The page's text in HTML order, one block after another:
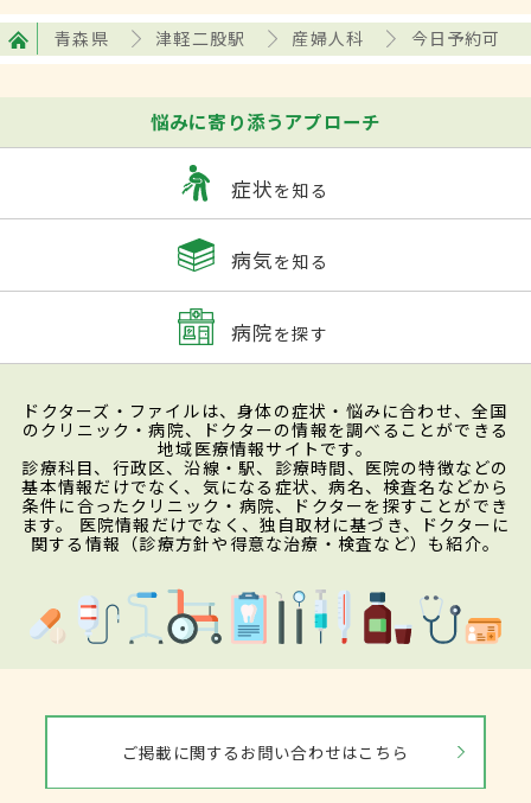
青森県 津軽二股駅 産婦人科 今日予約可
悩みに寄り添うアプローチ
症状を知る
病気を知る
病院を探す
ドクターズ・ファイルは、身体の症状・悩みに合わせ、全国
のクリニック・病院、ドクターの情報を調べることができる
地域医療情報サイトです。
診療科目、行政区、沿線・駅、診療時間、医院の特徴などの
基本情報だけでなく、気になる症状、病名、検査名などから
条件に合ったクリニック・病院、ドクターを探すことができ
ます。 医院情報だけでなく、独自取材に基づき、ドクターに
関する情報（診療方針や得意な治療・検査など）も紹介。
ご掲載に関するお問い合わせはこちら